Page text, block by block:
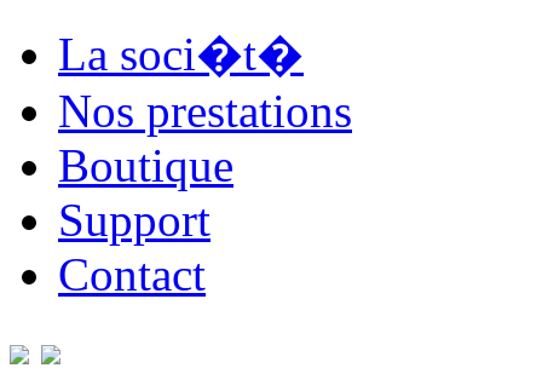
La soci�t�
Nos prestations
Boutique
Support
Contact